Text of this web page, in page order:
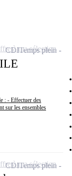
: - Effectuer des
sur les ensembles
CDITemps plein
à ma sélection
CDITemps plein
à ma sélection